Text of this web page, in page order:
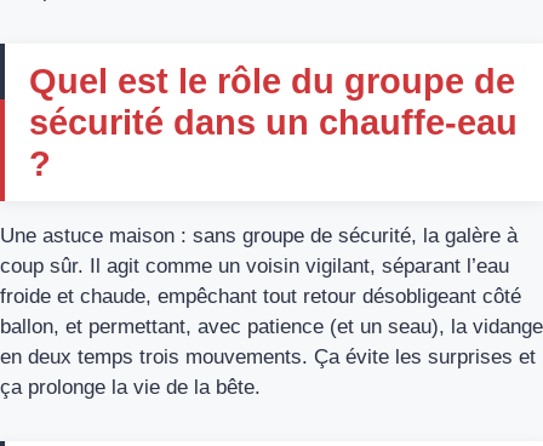
Quel est le rôle du groupe de
sécurité dans un chauffe-eau
?
Une astuce maison : sans groupe de sécurité, la galère à
coup sûr. Il agit comme un voisin vigilant, séparant l’eau
froide et chaude, empêchant tout retour désobligeant côté
ballon, et permettant, avec patience (et un seau), la vidange
en deux temps trois mouvements. Ça évite les surprises et
ça prolonge la vie de la bête.